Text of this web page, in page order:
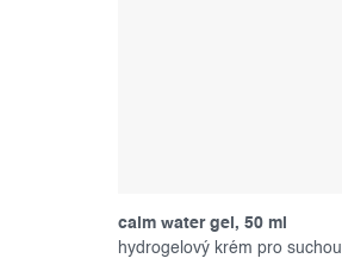
calm water gel, 50 ml
hydrogelový krém pro